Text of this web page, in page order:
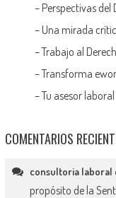
– Perspectivas del
– Una mirada
–Trabajo al
–Transforma
–Tu asesor laboral
COMENTARIOS
consultoria laboral
propósito de la